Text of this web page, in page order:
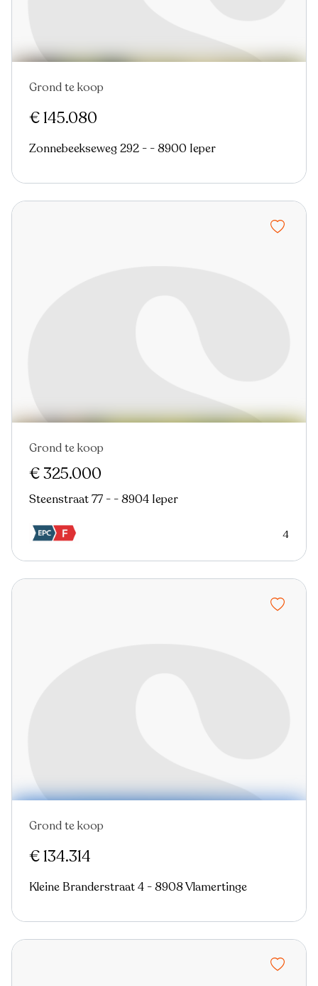
Grond te koop
€ 145.080
Zonnebeekseweg 292 - - 8900 Ieper
Grond te koop
€ 325.000
Steenstraat 77 - - 8904 Ieper
4
Grond te koop
€ 134.314
Kleine Branderstraat 4 - 8908 Vlamertinge